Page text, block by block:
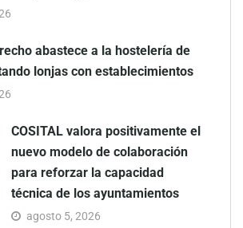
abastece a la hostelería de
lonjas con establecimientos
COSITAL valora positivamente el
nuevo modelo de colaboración
para reforzar la capacidad
técnica de los ayuntamientos
agosto 5, 2026